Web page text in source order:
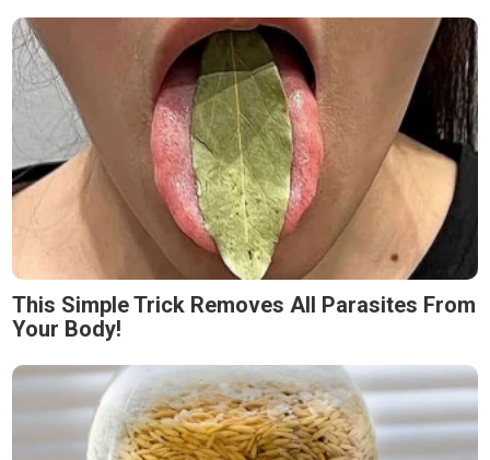
This Simple Trick Removes All Parasites From
Your Body!